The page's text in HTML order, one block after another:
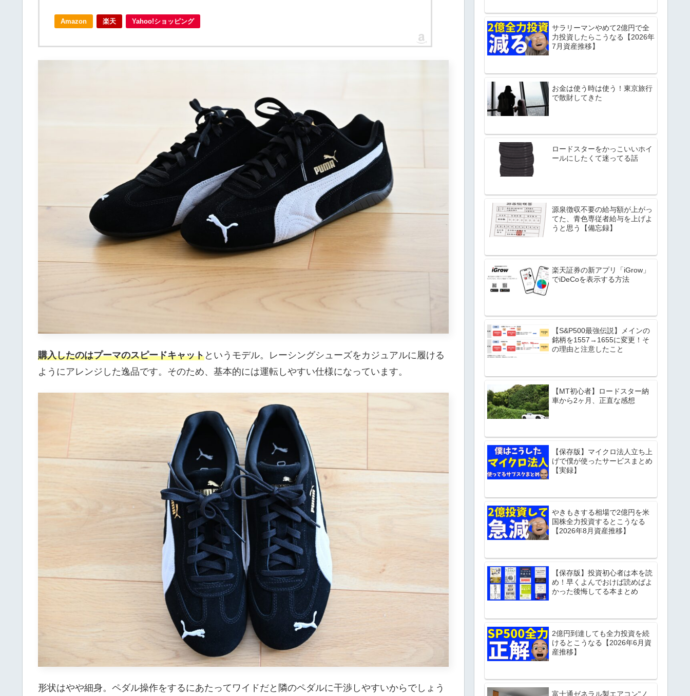
Amazon 楽天 Yahoo!ショッピング
購入したのはプーマのスピードキャットというモデル。レーシングシューズをカジュアルに履ける
ようにアレンジした逸品です。そのため、基本的には運転しやすい仕様になっています。
形状はやや細身。ペダル操作をするにあたってワイドだと隣のペダルに干渉しやすいからでしょう
サラリーマンやめて2億円で全
力投資したらこうなる【2026年
7月資産推移】
お金は使う時は使う！東京旅行
で散財してきた
ロードスターをかっこいいホイ
ールにしたくて迷ってる話
源泉徴収不要の給与額が上がっ
てた、青色専従者給与を上げよ
うと思う【備忘録】
楽天証券の新アプリ「iGrow」
でiDeCoを表示する方法
【S&P500最強伝説】メインの
銘柄を1557→1655に変更！そ
の理由と注意したこと
【MT初心者】ロードスター納
車から2ヶ月、正直な感想
【保存版】マイクロ法人立ち上
げで僕が使ったサービスまとめ
【実録】
やきもきする相場で2億円を米
国株全力投資するとこうなる
【2026年8月資産推移】
【保存版】投資初心者は本を読
め！早くよんでおけば読めばよ
かった後悔してる本まとめ
2億円到達しても全力投資を続
けるとこうなる【2026年6月資
産推移】
富士通ゼネラル製エアコン"ノ